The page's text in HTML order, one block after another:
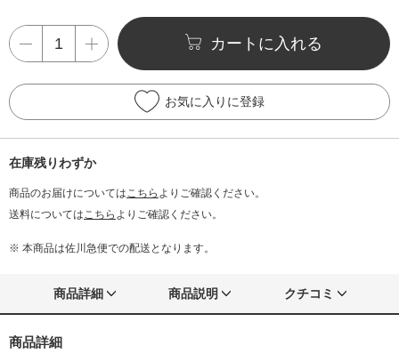
カートに入れる
お気に入りに登録
在庫残りわずか
商品のお届けについてはこちら よりご確認ください。
送料についてはこちら よりご確認ください。
※ 本商品は佐川急便での配送となります。
商品詳細 商品説明 クチコミ
商品詳細